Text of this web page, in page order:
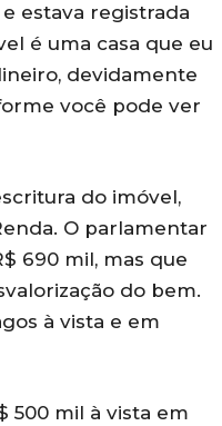
estava registrada
é uma casa que eu
devidamente
você pode ver
do imóvel,
O parlamentar
690 mil, mas que
do bem.
à vista e em
500 mil à vista em